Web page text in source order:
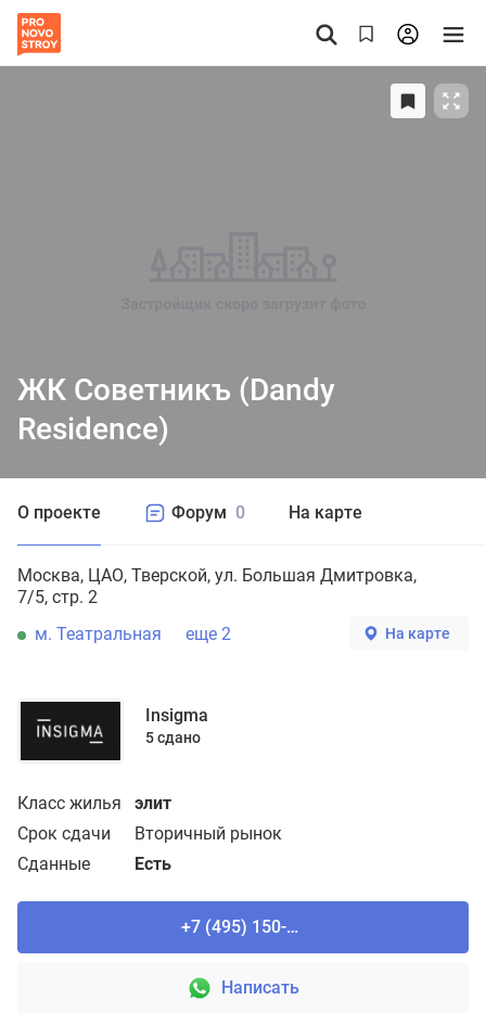
О проекте Форум 0 На карте
Москва ЦАО Тверской ул. Большая Дмитровка,
7/5, стр. 2
м. Театральная
еще 2 На карте
Insigma
5 сдано
Класс жилья элит
Срок сдачи
Вторичный рынок
Сданные
Есть
+7 (495) 150-90-61
Написать
ЖК Советникъ (Dandy
Residence)